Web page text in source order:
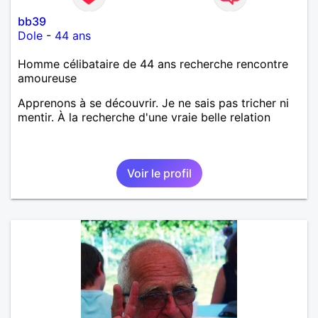
bb39
Dole - 44 ans
Homme célibataire de 44 ans recherche rencontre
amoureuse
Apprenons à se découvrir. Je ne sais pas tricher ni
mentir. À la recherche d'une vraie belle relation
Voir le profil